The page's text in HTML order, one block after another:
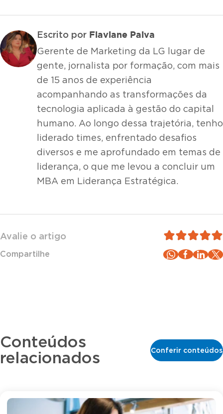
Escrito por Flaviane Paiva
Gerente de Marketing da LG lugar de
gente, jornalista por formação, com mais
de 15 anos de experiência
acompanhando as transformações da
tecnologia aplicada à gestão do capital
humano. Ao longo dessa trajetória, tenho
liderado times, enfrentado desafios
diversos e me aprofundado em temas de
liderança, o que me levou a concluir um
MBA em Liderança Estratégica.
Avalie o artigo
Compartilhe
Conteúdos
relacionados
Conferir conteúdos